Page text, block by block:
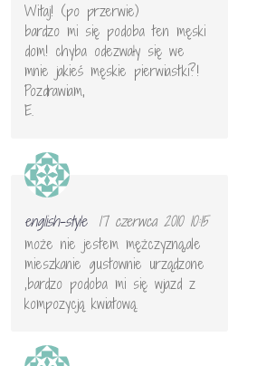
Witaj! (po przerwie)
bardzo mi się podoba ten męski
dom! chyba odezwały się we
mnie jakieś męskie pierwiastki?!
Pozdrawiam,
E.
english-style
17 czerwca 2010 10:15
może nie jestem mężczyzną,ale
mieszkanie gustownie urządzone
,bardzo podoba mi się wjazd z
kompozycją kwiatową.